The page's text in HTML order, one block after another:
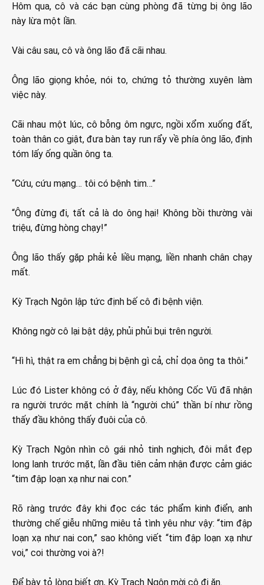
Hôm qua, cô và các bạn cùng phòng đã từng bị ông lão
này lừa một lần.
Vài câu sau, cô và ông lão đã cãi nhau.
Ông lão giọng khỏe, nói to, chứng tỏ thường xuyên làm
việc này.
Cãi nhau một lúc, cô bỗng ôm ngực, ngồi xổm xuống đất,
toàn thân co giật, đưa bàn tay run rẩy về phía ông lão, định
tóm lấy ống quần ông ta.
“Cứu, cứu mạng… tôi có bệnh tim…”
“Ông đừng đi, tất cả là do ông hại! Không bồi thường vài
triệu, đừng hòng chạy!”
Ông lão thấy gặp phải kẻ liều mạng, liền nhanh chân chạy
mất.
Kỳ Trạch Ngôn lập tức định bế cô đi bệnh viện.
Không ngờ cô lại bật dậy, phủi phủi bụi trên người.
“Hì hì, thật ra em chẳng bị bệnh gì cả, chỉ dọa ông ta thôi.”
Lúc đó Lister không có ở đây, nếu không Cốc Vũ đã nhận
ra người trước mặt chính là “người chú” thần bí như rồng
thấy đầu không thấy đuôi của cô.
Kỳ Trạch Ngôn nhìn cô gái nhỏ tinh nghịch, đôi mắt đẹp
long lanh trước mặt, lần đầu tiên cảm nhận được cảm giác
“tim đập loạn xạ như nai con.”
Rõ ràng trước đây khi đọc các tác phẩm kinh điển, anh
thường chế giễu những miêu tả tình yêu như vậy: “tim đập
loạn xạ như nai con,” sao không viết “tim đập loạn xạ như
voi,” coi thường voi à?!
Để bày tỏ lòng biết ơn, Kỳ Trạch Ngôn mời cô đi ăn.